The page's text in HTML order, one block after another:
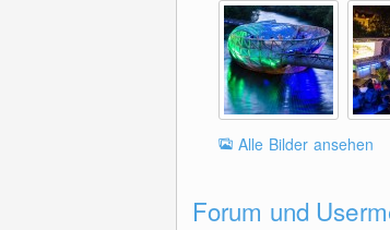
Alle Bilder ansehen
Forum und